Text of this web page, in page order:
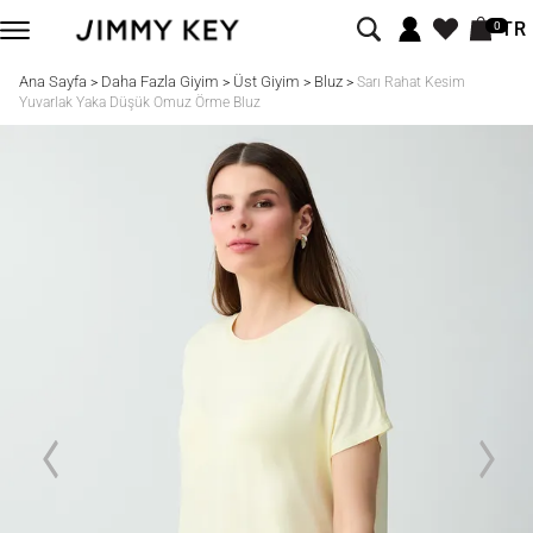
0TR
Ana Sayfa > Daha Fazla Giyim > Üst Giyim > Bluz> Sarı Rahat Kesim
Yuvarlak Yaka Düşük Omuz Örme Bluz